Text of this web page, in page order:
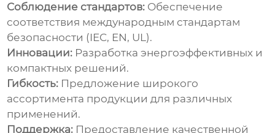
Соблюдение стандартов: Обеспечение
соответствия международным стандартам
безопасности (IEC, EN, UL).
Инновации: Разработка энергоэффективных и
компактных решений.
Гибкость: Предложение широкого
ассортимента продукции для различных
применений.
Поддержка: Предоставление качественной